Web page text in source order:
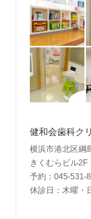
健和会歯科ク
横浜市港北区綱
きくむらビル2F
予約：045-531-
休診日：木曜・